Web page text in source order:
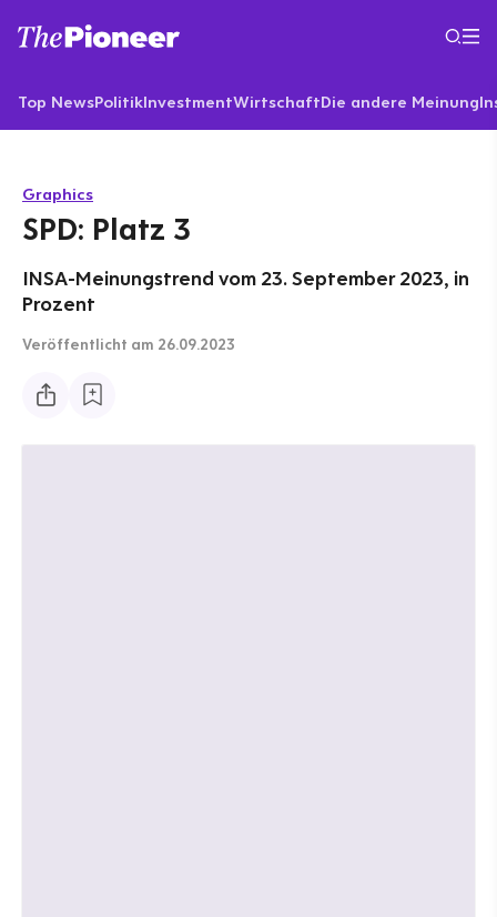
Top NewsPolitikInvestmentWirtschaftDie andere Meinung
Graphics
SPD: Platz 3
INSA-Meinungstrend vom 23. September 2023, in
Prozent
Veröffentlicht am 26.09.2023